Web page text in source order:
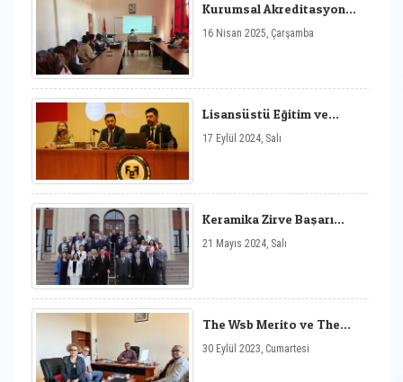
Kurumsal Akreditasyon
Etkinliği
16 Nisan 2025, Çarşamba
Lisansüstü Eğitim ve
17 Eylül 2024, Salı
Keramika Zirve Başarı
21 Mayıs 2024, Salı
The Wsb Merito ve The
Üniversitesi‘nden
30 Eylül 2023, Cumartesi